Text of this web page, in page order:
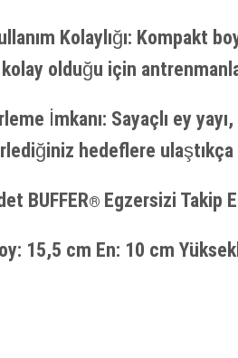
Kolaylığı: Kompakt
olduğu için
İmkanı: Sayaçlı ey
hedeflere
BUFFER® Egzersizi Takip
15,5 cm En: 10 cm